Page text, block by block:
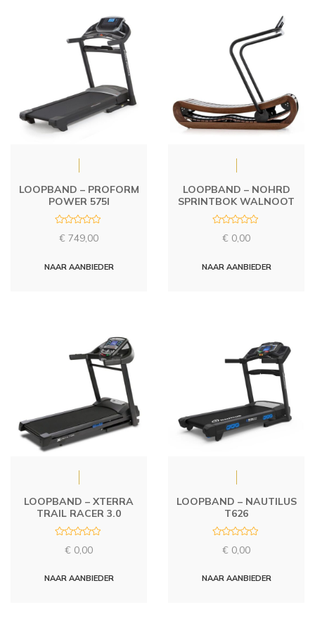
LOOPBAND – PROFORM
POWER 575I
a
d
€ 749,00
NAAR AANBIEDER
LOOPBAND – NOHRD
SPRINTBOK WALNOOT
d
€ 0,00
NAAR AANBIEDER
LOOPBAND – XTERRA
TRAIL RACER 3.0
d
€ 0,00
NAAR AANBIEDER
LOOPBAND – NAUTILUS
T626
d
€ 0,00
NAAR AANBIEDER